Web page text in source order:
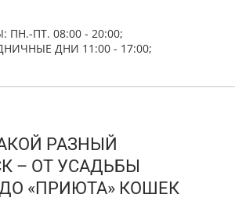
ПТ. 08:00 - 20:00;
ДНИ 11:00 - 17:00;
РАЗНЫЙ
– ОТ УСАДЬБЫ
«ПРИЮТА» КОШЕК